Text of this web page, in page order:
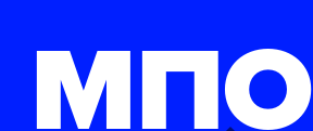
ΜΠΟ